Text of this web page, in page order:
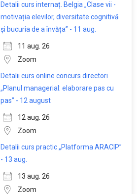
Detalii curs internaț. Belgia „Clase vii -
motivația elevilor, diversitate cognitivă
și bucuria de a învăța” - 11 aug.
11 aug. 26
Zoom
Detalii curs online concurs directori
„Planul managerial: elaborare pas cu
pas” - 12 august
12 aug. 26
Zoom
Detalii curs practic „Platforma ARACIP”
- 13 aug.
13 aug. 26
Zoom